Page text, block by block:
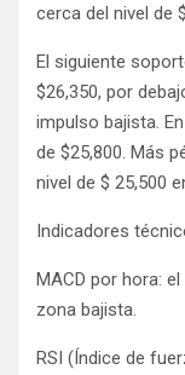
cerca del nivel de
El siguiente
$26,350, por
impulso bajista.
de $25,800. Más
nivel de $ 25,500
Indicadores
MACD por hora:
zona bajista.
RSI (Índice de